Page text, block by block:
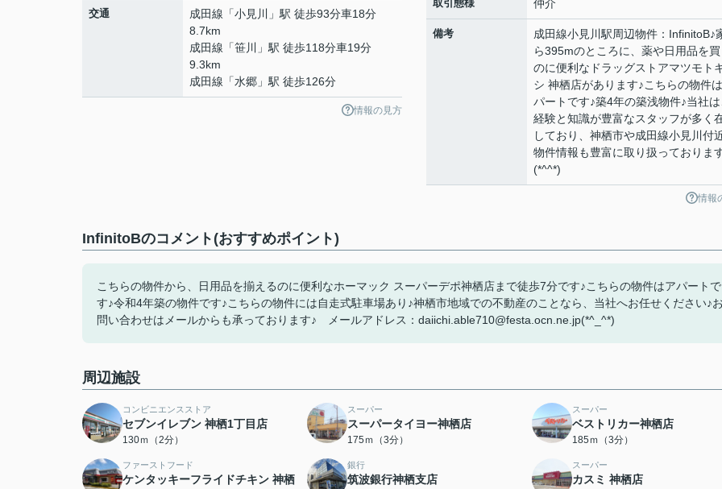
交通 成田線 「小見川
」駅 徒歩93分車18分
8.7km
成田線 「笹川
」駅 徒歩118分車19分
9.3km
成田線 「水郷 」駅 徒歩126分
情報の見方
取引態様 仲介
備考
成田線小見川駅周辺物件：InfinitoB♪
ら395mのところに、薬や日用品を
のに便利なドラッグストアマツモト
シ 神栖店があります♪こちらの物件
パートです♪築4年の築浅物件♪当社
経験と知識が豊富なスタッフが多く
しており、神栖市や成田線小見川付
物件情報も豊富に取り扱っておりま
(*^^*)
情報
InfinitoBのコメント(おすすめポイント)
こちらの物件から、日用品を揃えるのに便利なホーマック スーパーデポ神栖店まで徒歩7分です♪こちらの物件はアパートで
す♪令和4年築の物件です♪こちらの物件には自走式駐車場あり♪神栖市地域での不動産のことなら、当社へお任せください♪
問い合わせはメールからも承っております♪ メールアドレス：daiichi.able710@festa.ocn.ne.jp(*^_^*)
周辺施設
コンビニエンスストア
セブンイレブン 神栖1丁目店
130ｍ（2分）
スーパー
スーパータイヨー神栖店
175ｍ（3分）
スーパー
ベストリカー神栖店
185ｍ（3分）
ファーストフード
ケンタッキーフライドチキン 神栖
銀行
筑波銀行神栖支店
スーパー
カスミ 神栖店